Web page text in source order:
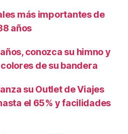
más importantes de
años
conozca su himno y
de su bandera
su Outlet de Viajes
el 65% y facilidades